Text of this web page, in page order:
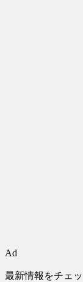
Ad
最新情報をチェ